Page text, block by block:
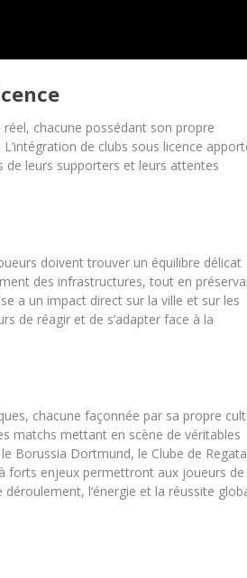
chacune possédant son propre
de clubs sous licence
de leurs supporters et leurs attentes
doivent trouver un équilibre délicat
des infrastructures, tout en
a un impact direct sur la ville et sur les
de réagir et de s’adapter face à la
chacune façonnée par sa propre
matchs mettant en scène de véritables
Borussia Dortmund, le Clube de
forts enjeux permettront aux joueurs de
l’énergie et la réussite